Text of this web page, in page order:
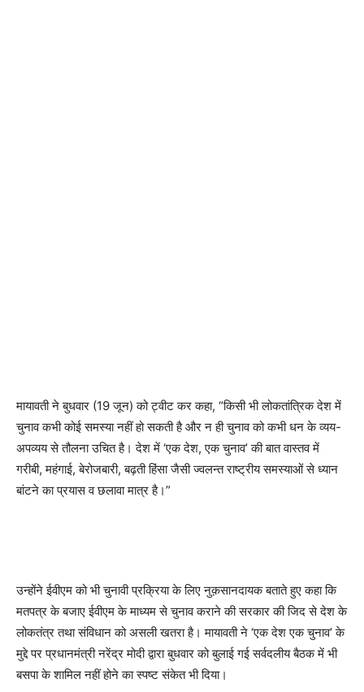
मायावती ने बुधवार (19 जून) को ट्वीट कर कहा, “किसी भी लोकतांत्रिक देश में
चुनाव कभी कोई समस्या नहीं हो सकती है और न ही चुनाव को कभी धन के व्यय-
अपव्यय से तौलना उचित है। देश में ‘एक देश, एक चुनाव’ की बात वास्तव में
गरीबी, महंगाई, बेरोजबारी, बढ़ती हिंसा जैसी ज्वलन्त राष्ट्रीय समस्याओं से ध्यान
बांटने का प्रयास व छलावा मात्र है।”
उन्होंने ईवीएम को भी चुनावी प्रक्रिया के लिए नुक़सानदायक बताते हुए कहा कि
मतपत्र के बजाए ईवीएम के माध्यम से चुनाव कराने की सरकार की जिद से देश के
लोकतंत्र तथा संविधान को असली खतरा है। मायावती ने ‘एक देश एक चुनाव’ के
मुद्दे पर प्रधानमंत्री नरेंद्र मोदी द्वारा बुधवार को बुलाई गई सर्वदलीय बैठक में भी
बसपा के शामिल नहीं होने का स्पष्ट संकेत भी दिया।